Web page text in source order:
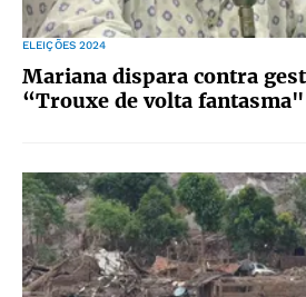
ELEIÇÕES 2024
Mariana dispara contra
“Trouxe de volta fantasma"